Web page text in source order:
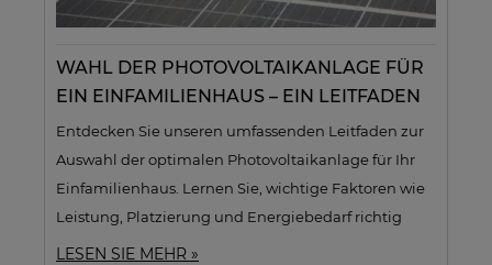
WAHL DER PHOTOVOLTAIKANLAGE FÜR
EIN EINFAMILIENHAUS – EIN LEITFADEN
Entdecken Sie unseren umfassenden Leitfaden zur
Auswahl der optimalen Photovoltaikanlage für Ihr
Einfamilienhaus. Lernen Sie, wichtige Faktoren wie
Leistung, Platzierung und Energiebedarf richtig
einzuschätzen.
LESEN SIE MEHR »